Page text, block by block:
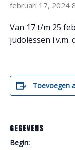
februari 17, 2024
Van 17 t/m 25
judolessen i.v.m.
Toevoegen
GEGEVENS
Begin: